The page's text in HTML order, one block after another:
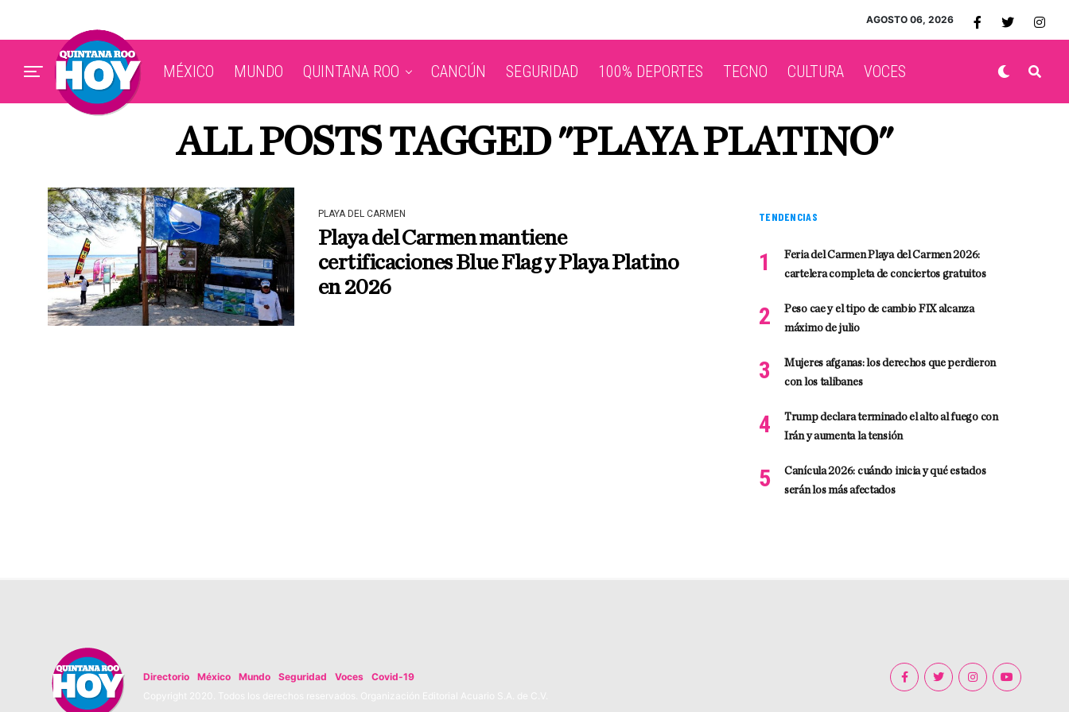
AGOSTO 06, 2026
MÉXICO MUNDO QUINTANA ROO CANCÚN SEGURIDAD 100% DEPORTES TECNO CULTURA VOCES
ALL POSTS TAGGED "PLAYA PLATINO"
PLAYA DEL CARMEN
Playa del Carmen mantiene
certificaciones Blue Flag y Playa Platino
en 2026
TENDENCIAS
Feria del Carmen Playa del Carmen 2026:
cartelera completa de conciertos gratuitos
Peso cae y el tipo de cambio FIX alcanza
máximo de julio
Mujeres afganas: los derechos que perdieron
con los talibanes
Trump declara terminado el alto al fuego con
Irán y aumenta la tensión
Canícula 2026: cuándo inicia y qué estados
serán los más afectados
Directorio México Mundo Seguridad Voces
Covid-19